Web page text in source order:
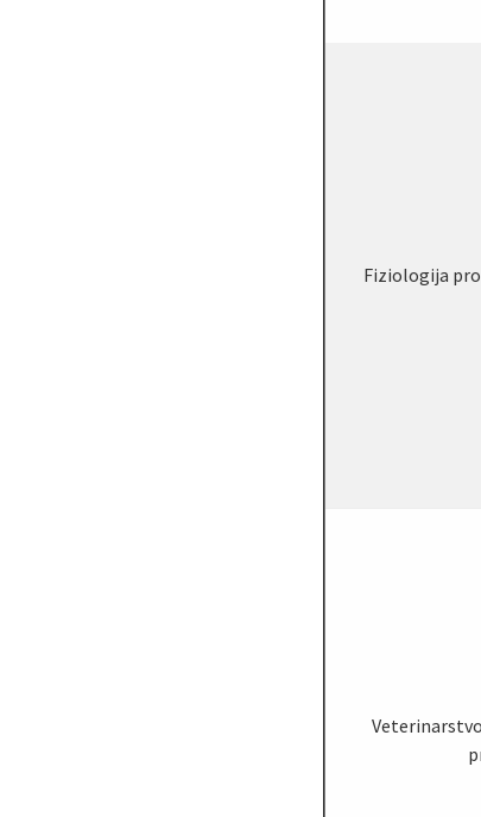
Fiziologija